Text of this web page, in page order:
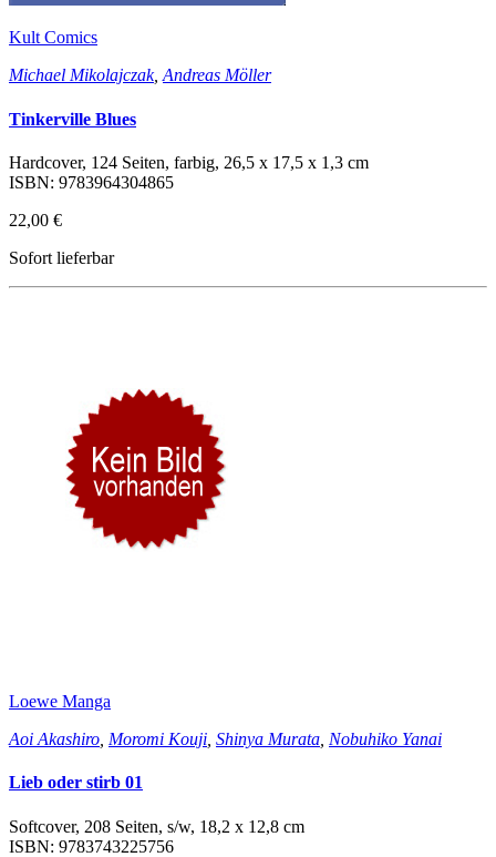
Kult Comics
Michael Mikolajczak,Andreas Möller
Tinkerville Blues
Hardcover, 124 Seiten, farbig, 26,5 x 17,5 x 1,3 cm
ISBN: 9783964304865
22,00 €
Sofort lieferbar
Loewe Manga
Aoi Akashiro Moromi Kouji Shinya Murata Nobuhiko Yanai
Lieb oder stirb 01
Softcover, 208 Seiten, s/w, 18,2 x 12,8 cm
ISBN: 9783743225756